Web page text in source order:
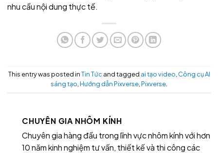
nhu cầu nội dung thực tế.
This entry was posted inTin Tức and tagged ai tạo video, Công cụ AI
sáng tạo,Hướng dẫn Pixverse,Pixverse.
CHUYÊN GIA NHÔM KÍNH
Chuyên gia hàng đầu trong lĩnh vực nhôm kính với hơn
10 năm kinh nghiệm tư vấn, thiết kế và thi công các